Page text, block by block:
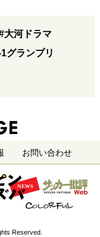
大河ドラマ
グランプリ
お問い合わせ
Reserved.